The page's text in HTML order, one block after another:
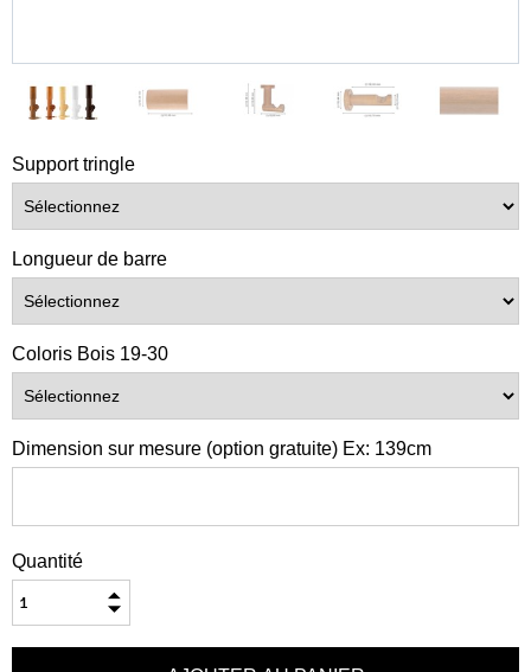
Support tringle
Longueur de barre
Coloris Bois 19-30
Dimension sur mesure (option gratuite) Ex: 139cm
Quantité